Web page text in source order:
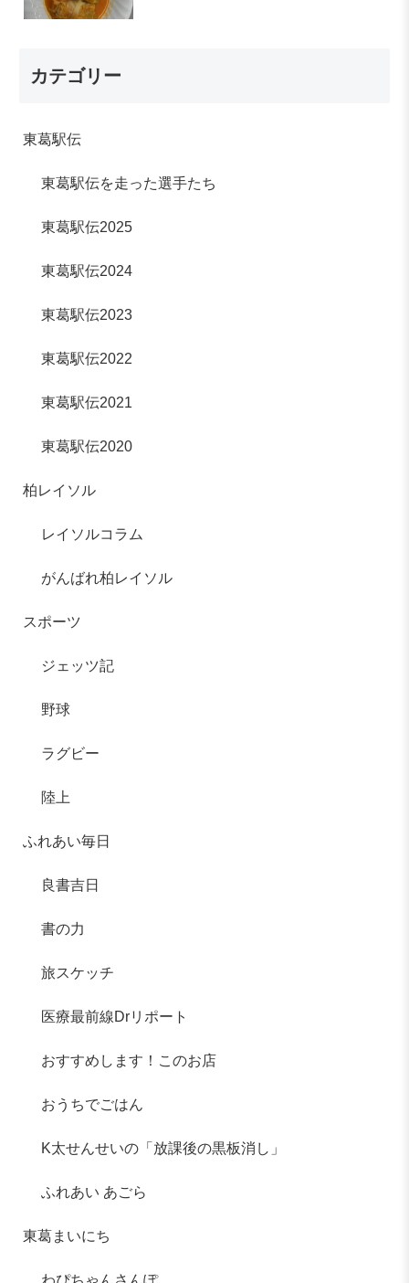
カテゴリー
東葛駅伝
東葛駅伝を走った選手たち
東葛駅伝2025
東葛駅伝2024
東葛駅伝2023
東葛駅伝2022
東葛駅伝2021
東葛駅伝2020
柏レイソル
レイソルコラム
がんばれ柏レイソル
スポーツ
ジェッツ記
野球
ラグビー
陸上
ふれあい毎日
良書吉日
書の力
旅スケッチ
医療最前線Drリポート
おすすめします！このお店
おうちでごはん
K太せんせいの「放課後の黒板消し」
ふれあい あごら
東葛まいにち
わぴちゃんさんぽ